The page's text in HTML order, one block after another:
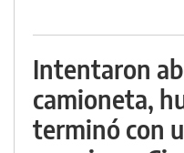
Intentaron
camioneta,
terminó con